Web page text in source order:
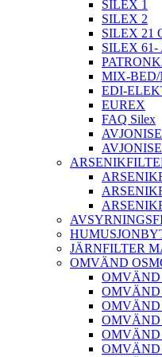
SILEX 1
SILEX 2
SILEX 21
SILEX
MIX-BED/
EDI-
EUREX
FAQ Silex
JÄRNFILTER
OMVÄND
OMVÄND
OMVÄND
OMVÄND
OMVÄND
OMVÄND
OMVÄND